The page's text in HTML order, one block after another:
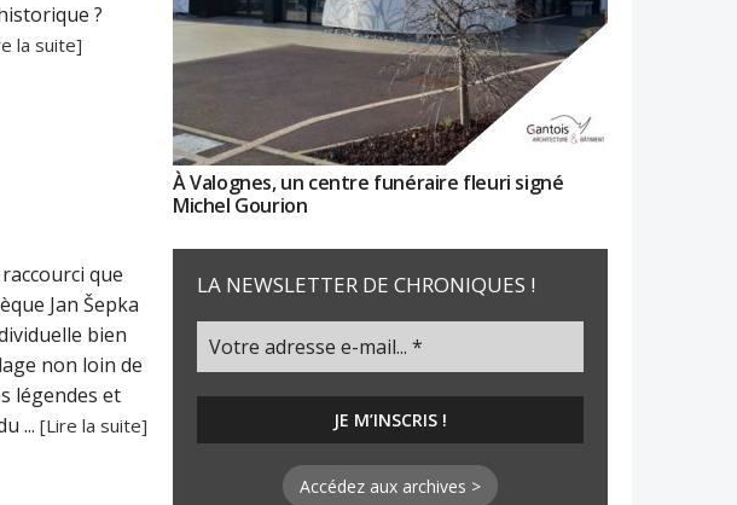
?
la suite]
que
Jan Šepka
bien
non loin de
légendes et
... [Lire la suite]
À Valognes, un centre funéraire fleuri signé
Michel Gourion
LA NEWSLETTER DE CHRONIQUES !
Accédez aux archives >